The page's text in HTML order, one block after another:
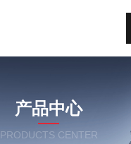
产品中心
PRODUCTS CENTER